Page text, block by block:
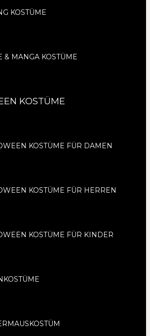
KOSTÜME
& MANGA KOSTÜME
KOSTÜME
KOSTÜME FÜR DAMEN
KOSTÜME FÜR HERREN
KOSTÜME FÜR KINDER